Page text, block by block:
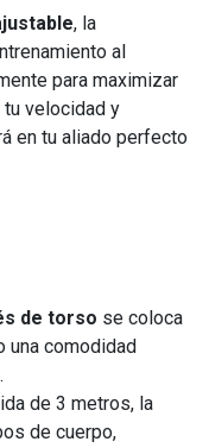
, la
al
para maximizar
tu velocidad y
en tu aliado perfecto
de torso se coloca
una comodidad
de 3 metros, la
de cuerpo,